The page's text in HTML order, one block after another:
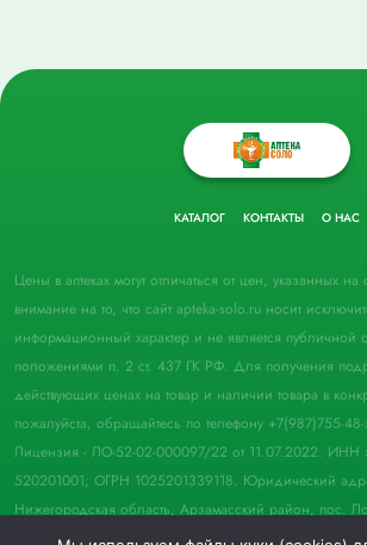
КАТАЛОГ КОНТАКТЫ О НАС
Цены в аптеках могут отличаться от цен, указанных
внимание на то, что сайт apteka-solo.ru носит
информационный характер и не является публичной
положениями п. 2 ст. 437 ГК РФ. Для получения
действующих ценах на товар и наличии товара в
пожалуйста, обращайтесь по телефону
Лицензия - ЛО-52-02-000097/22 от 11.07.2022.
520201001; ОГРН 1025201339118. Юридический
Нижегородская область, Арзамасский район, пос.
д. 33, пом. 21.